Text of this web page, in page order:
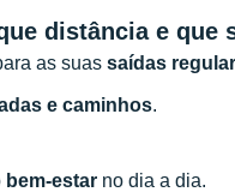
distância e que
as suas saídas
e caminhos.
bem-estar no dia a dia.